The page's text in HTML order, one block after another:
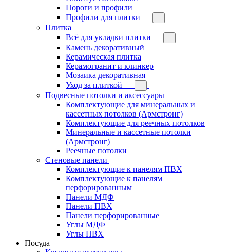
Пороги и профили
Профили для плитки
Плитка
Всё для укладки плитки
Камень декоративный
Керамическая плитка
Керамогранит и клинкер
Мозаика декоративная
Уход за плиткой
Подвесные потолки и аксессуары
Комплектующие для минеральных и
кассетных потолков (Армстронг)
Комплектующие для реечных потолков
Минеральные и кассетные потолки
(Армстронг)
Реечные потолки
Стеновые панели
Комплектующие к панелям ПВХ
Комплектующие к панелям
перфорированным
Панели МДФ
Панели ПВХ
Панели перфорированные
Углы МДФ
Углы ПВХ
Посуда